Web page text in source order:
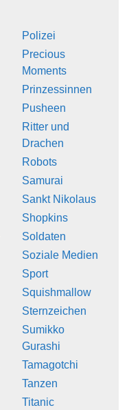
Polizei
Precious
Moments
Prinzessinnen
Pusheen
Ritter und
Drachen
Robots
Samurai
Sankt Nikolaus
Shopkins
Soldaten
Soziale Medien
Sport
Squishmallow
Sternzeichen
Sumikko
Gurashi
Tamagotchi
Tanzen
Titanic